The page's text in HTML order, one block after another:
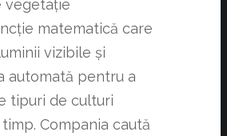
vegetație
matematică care
vizibile și
automată pentru a
tipuri de culturi
Compania caută